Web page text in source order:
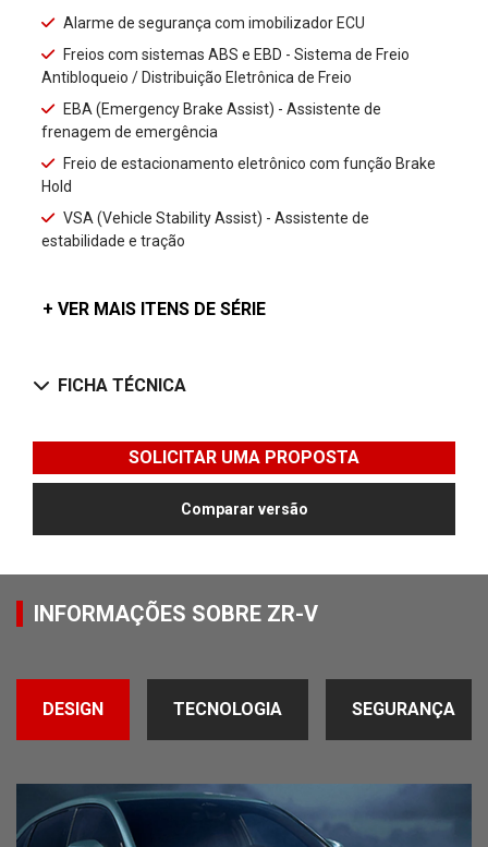
Alarme de segurança com imobilizador ECU
Freios com sistemas ABS e EBD - Sistema de Freio
Antibloqueio / Distribuição Eletrônica de Freio
EBA (Emergency Brake Assist) - Assistente de
frenagem de emergência
Freio de estacionamento eletrônico com função Brake
Hold
VSA (Vehicle Stability Assist) - Assistente de
estabilidade e tração
+ VER MAIS ITENS DE SÉRIE
FICHA TÉCNICA
SOLICITAR UMA PROPOSTA
Comparar versão
INFORMAÇÕES SOBRE ZR-V
DESIGN TECNOLOGIA SEGURANÇA